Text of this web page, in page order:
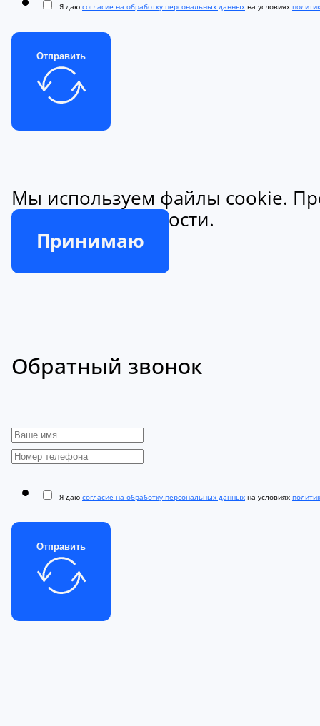
Я даю согласие на обработку персональных данных на условиях
Отправить
Мы используем файлы cookie.
конфиденциальности.
Принимаю
Обратный звонок
Я даю согласие на обработку персональных данных на условиях
Отправить